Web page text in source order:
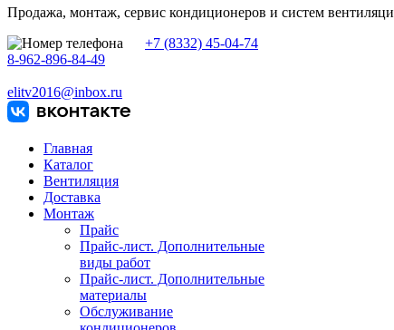
Продажа, монтаж, сервис кондиционеров и систем
+7 (8332) 45-04-74
8-962-896-84-49
elitv2016@inbox.ru
Главная
Каталог
Вентиляция
Доставка
Монтаж
Прайс
Прайс-лист. Дополнительные
виды работ
Прайс-лист. Дополнительные
материалы
Обслуживание